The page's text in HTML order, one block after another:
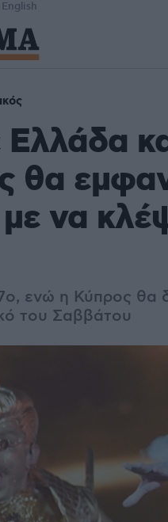
English
θα
να
ενώ η Κύπρος θα
του Σαββάτου